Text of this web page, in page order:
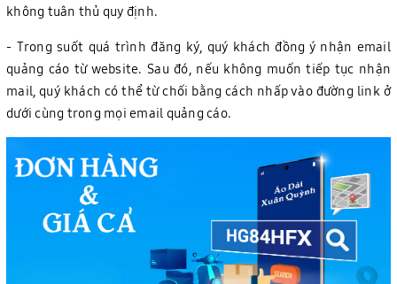
không tuân thủ quy định.
- Trong suốt quá trình đăng ký, quý khách đồng ý nhận email
quảng cáo từ website. Sau đó, nếu không muốn tiếp tục nhận
mail, quý khách có thể từ chối bằng cách nhấp vào đường link ở
dưới cùng trong mọi email quảng cáo.